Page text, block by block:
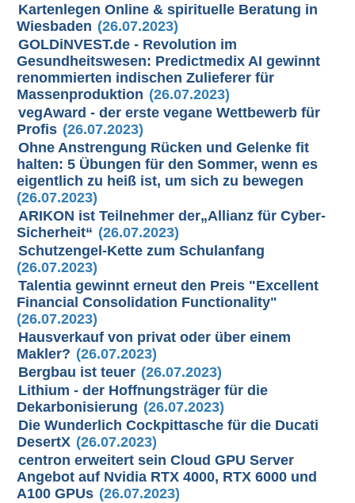
Kartenlegen Online & spirituelle Beratung in
Wiesbaden (26.07.2023)
GOLDiNVEST.de - Revolution im
Gesundheitswesen: Predictmedix AI gewinnt
renommierten indischen Zulieferer für
Massenproduktion (26.07.2023)
vegAward - der erste vegane Wettbewerb für
Profis (26.07.2023)
Ohne Anstrengung Rücken und Gelenke fit
halten: 5 Übungen für den Sommer, wenn es
eigentlich zu heiß ist, um sich zu bewegen
(26.07.2023)
ARIKON ist Teilnehmer der„Allianz für Cyber-
Sicherheit“ (26.07.2023)
Schutzengel-Kette zum Schulanfang
(26.07.2023)
Talentia gewinnt erneut den Preis "Excellent
Financial Consolidation Functionality"
(26.07.2023)
Hausverkauf von privat oder über einem
Makler? (26.07.2023)
Bergbau ist teuer (26.07.2023)
Lithium - der Hoffnungsträger für die
Dekarbonisierung (26.07.2023)
Die Wunderlich Cockpittasche für die Ducati
DesertX (26.07.2023)
centron erweitert sein Cloud GPU Server
Angebot auf Nvidia RTX 4000, RTX 6000 und
A100 GPUs (26.07.2023)